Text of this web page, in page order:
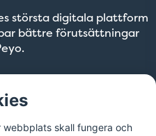
största digitala plattform
bättre förutsättningar
skall fungera och